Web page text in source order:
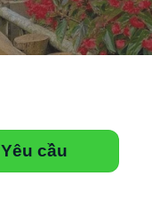
Yêu cầu